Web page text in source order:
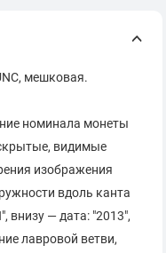
мешковая.
номинала монеты
видимые
изображения
вдоль канта
внизу — дата: "2013",
лавровой ветви,